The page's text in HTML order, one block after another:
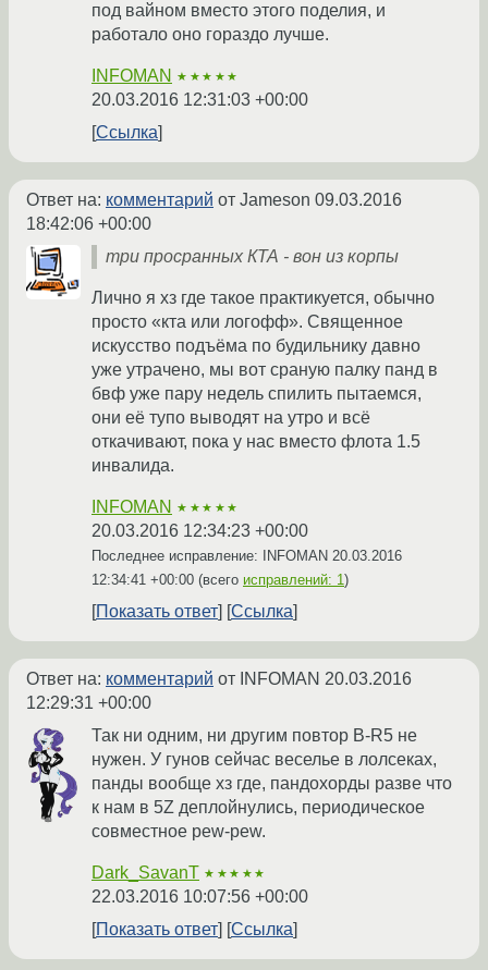
под вайном вместо этого поделия, и
работало оно гораздо лучше.
INFOMAN ★★★★★
20.03.2016 12:31:03 +00:00
Ссылка
Ответ на: комментарий от Jameson 09.03.2016
18:42:06 +00:00
три просранных КТА - вон из корпы
Лично я хз где такое практикуется, обычно
просто «кта или логофф». Священное
искусство подъёма по будильнику давно
уже утрачено, мы вот сраную палку панд в
бвф уже пару недель спилить пытаемся,
они её тупо выводят на утро и всё
откачивают, пока у нас вместо флота 1.5
инвалида.
INFOMAN ★★★★★
20.03.2016 12:34:23 +00:00
Последнее исправление: INFOMAN 20.03.2016
12:34:41 +00:00 (всего исправлений: 1)
Показать ответ Ссылка
Ответ на: комментарий от INFOMAN 20.03.2016
12:29:31 +00:00
Так ни одним, ни другим повтор B-R5 не
нужен. У гунов сейчас веселье в лолсеках,
панды вообще хз где, пандохорды разве что
к нам в 5Z деплойнулись, периодическое
совместное pew-pew.
Dark_SavanT ★★★★★
22.03.2016 10:07:56 +00:00
Показать ответ
Ссылка